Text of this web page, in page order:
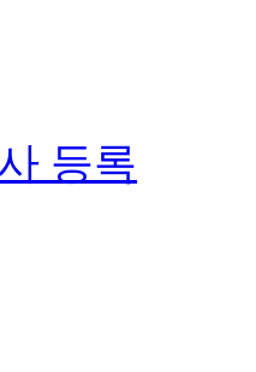
등록